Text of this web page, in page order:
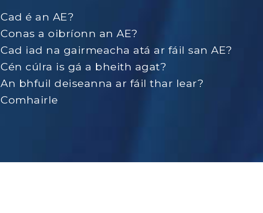
Cad é an AE?
Conas a oibríonn an AE?
Cad iad na gairmeacha atá ar fáil san AE?
Cén cúlra is gá a bheith agat?
An bhfuil deiseanna ar fáil thar lear?
Comhairle